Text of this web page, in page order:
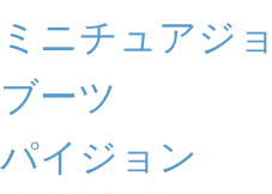
ミニチュアジ
ブーツ
パイジョン